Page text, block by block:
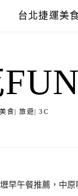
台北捷運美
美食| 旅遊| 3C
早午餐推薦，中